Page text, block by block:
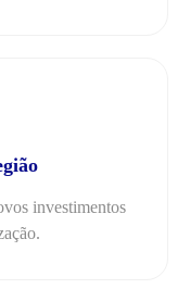
investimentos